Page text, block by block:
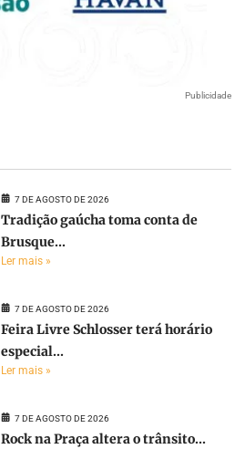
Publicidade
7 DE AGOSTO DE 2026
Tradição gaúcha toma conta de
Brusque...
Ler mais »
7 DE AGOSTO DE 2026
Feira Livre Schlosser terá horário
especial...
Ler mais »
7 DE AGOSTO DE 2026
Rock na Praça altera o trânsito...